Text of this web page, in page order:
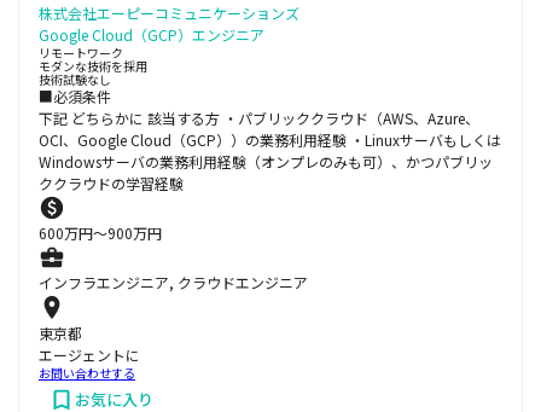
株式会社エーピーコミュニケーションズ
Google Cloud（GCP）エンジニア
リモートワーク
モダンな技術を採用
技術試験なし
■必須条件
下記 どちらかに 該当する方 ・パブリッククラウド（AWS、Azure、
OCI、Google Cloud（GCP））の業務利用経験 ・Linuxサーバもしくは
Windowsサーバの業務利用経験（オンプレのみも可）、かつパブリッ
ククラウドの学習経験
600万円〜900万円
インフラエンジニア, クラウドエンジニア
東京都
エージェントに
お問い合わせする
お気に入り